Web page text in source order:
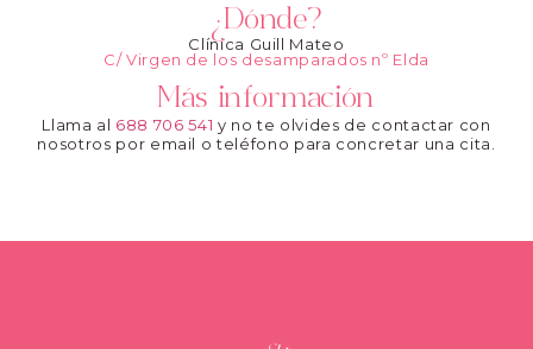
¿Dónde?
Clínica Guill Mateo
C/ Virgen de los desamparados nº Elda
Más información
Llama al 688 706 541 y no te olvides de contactar con
nosotros por email o teléfono para concretar una cita.